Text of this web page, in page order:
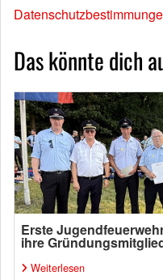
Das könnte dich
Erste
ihre
Weiterlesen